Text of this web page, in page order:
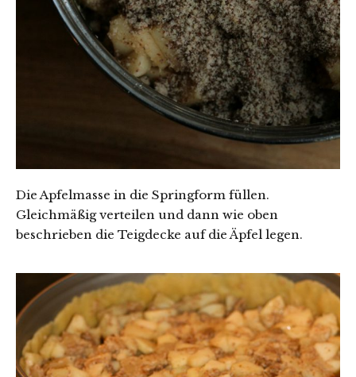
Die Apfelmasse in die Springform füllen.
Gleichmäßig verteilen und dann wie oben
beschrieben die Teigdecke auf die Äpfel legen.